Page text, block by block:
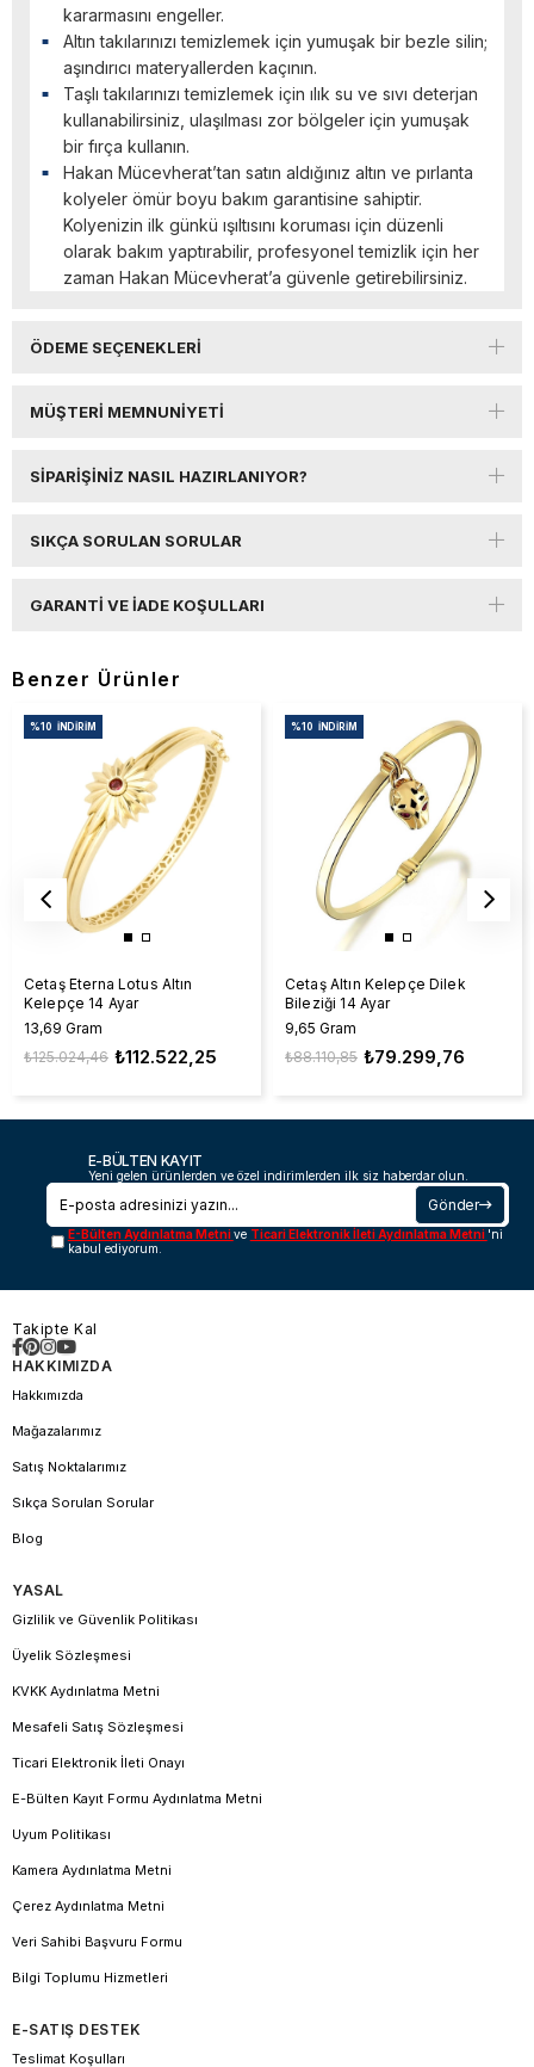
kararmasını engeller.
Altın takılarınızı temizlemek için yumuşak bir bezle silin;
aşındırıcı materyallerden kaçının.
Taşlı takılarınızı temizlemek için ılık su ve sıvı deterjan
kullanabilirsiniz, ulaşılması zor bölgeler için yumuşak
bir fırça kullanın.
Hakan Mücevherat’tan satın aldığınız altın ve pırlanta
kolyeler ömür boyu bakım garantisine sahiptir.
Kolyenizin ilk günkü ışıltısını koruması için düzenli
olarak bakım yaptırabilir, profesyonel temizlik için her
zaman Hakan Mücevherat’a güvenle getirebilirsiniz.
ÖDEME SEÇENEKLERI
MÜŞTERI MEMNUNIYETI
SIPARIŞINIZ NASIL HAZIRLANIYOR?
SIKÇA SORULAN SORULAR
GARANTI VE İADE KOŞULLARI
Benzer Ürünler
Cetaş Eterna Lotus Altın
Kelepçe 14 Ayar
13,69 Gram
₺112.522,25
₺125.024,46
%10 İNDIRIM
Cetaş Altın Kelepçe Dilek
Bileziği 14 Ayar
9,65 Gram
₺79.299,76
₺88.110,85
%10 İNDIRIM
E-BÜLTEN KAYIT
Yeni gelen ürünlerden ve özel indirimlerden ilk siz haberdar olun.
Gönder
E-Bülten Aydınlatma Metnive Ticari Elektronik İleti Aydınlatma Metni 'ni
kabul ediyorum.
Takipte Kal
HAKKIMIZDA
Hakkımızda
Mağazalarımız
Satış Noktalarımız
Sıkça Sorulan Sorular
Blog
YASAL
Gizlilik ve Güvenlik Politikası
Üyelik Sözleşmesi
KVKK Aydınlatma Metni
Mesafeli Satış Sözleşmesi
Ticari Elektronik İleti Onayı
E-Bülten Kayıt Formu Aydınlatma Metni
Uyum Politikası
Kamera Aydınlatma Metni
Çerez Aydınlatma Metni
Veri Sahibi Başvuru Formu
Bilgi Toplumu Hizmetleri
E-SATIŞ DESTEK
Teslimat Koşulları